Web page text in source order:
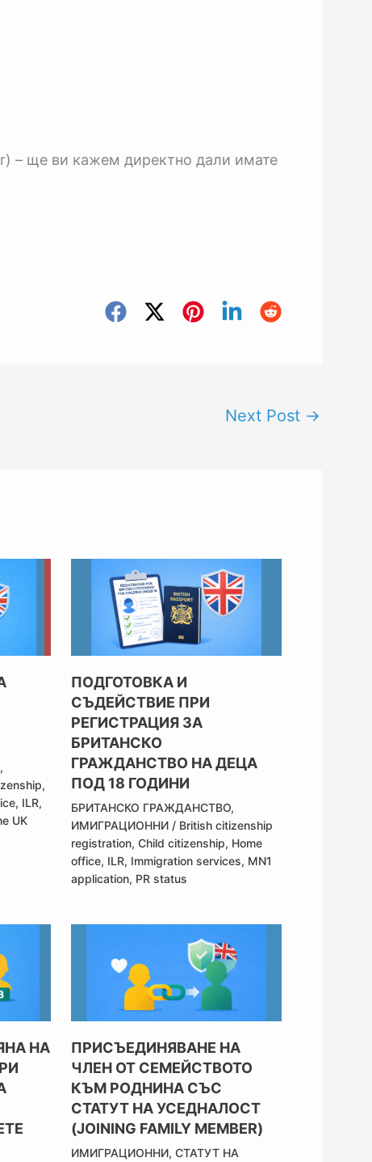
– ще ви кажем директно дали имате
Next Post →
,
,
, ILR,
UK
ПОДГОТОВКА И
СЪДЕЙСТВИЕ ПРИ
РЕГИСТРАЦИЯ ЗА
БРИТАНСКО
ГРАЖДАНСТВО НА ДЕЦА
ПОД 18 ГОДИНИ
БРИТАНСКО ГРАЖДАНСТВО,
ИМИГРАЦИОННИ/ British citizenship
registration, Child citizenship, Home
office, ILR, Immigration services, MN1
application, PR status
НА
ПРИСЪЕДИНЯВАНЕ НА
ЧЛЕН ОТ СЕМЕЙСТВОТО
КЪМ РОДНИНА СЪС
СТАТУТ НА УСЕДНАЛОСТ
(JOINING FAMILY MEMBER)
ИМИГРАЦИОННИ, СТАТУТ НА